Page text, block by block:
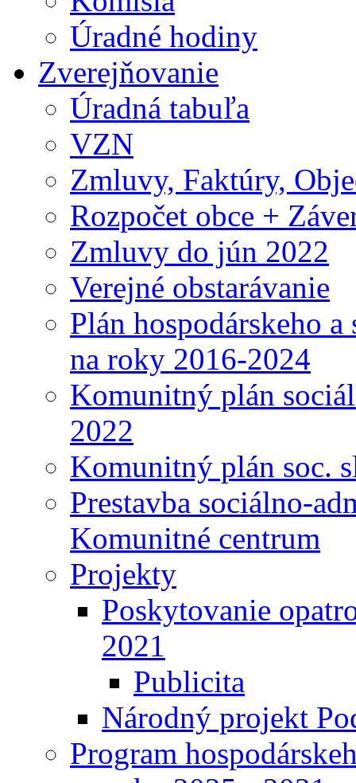
Úradné hodiny
Zverejňovanie
Úradná tabuľa
VZN
Zmluvy, Faktúry,
Rozpočet obce +
Zmluvy do jún 2022
Verejné obstarávanie
Plán hospodárskeho
na roky 2016-2024
Komunitný plán
2022
Komunitný plán soc.
Prestavba sociálno-
Komunitné centrum
Projekty
Poskytovanie
2021
Publicita
Národný projekt
Program